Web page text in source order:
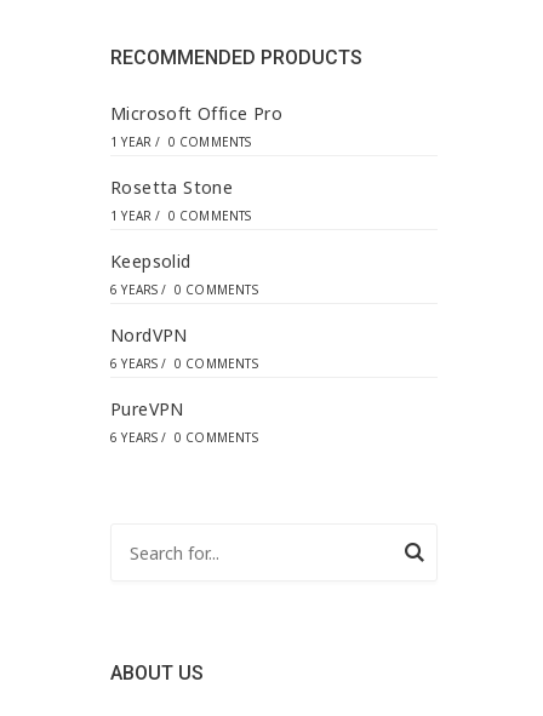
s
RECOMMENDED PRODUCTS
Microsoft Office Pro
1 YEAR / 0 COMMENTS
Rosetta Stone
1 YEAR / 0 COMMENTS
Keepsolid
6 YEARS / 0 COMMENTS
NordVPN
6 YEARS / 0 COMMENTS
PureVPN
6 YEARS / 0 COMMENTS
ABOUT US